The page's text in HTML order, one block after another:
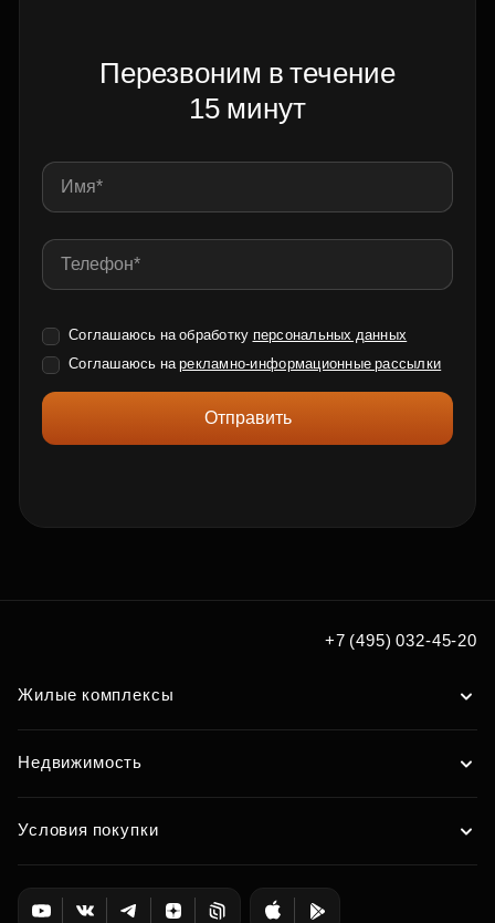
Перезвоним в течение
15 минут
Соглашаюсь на обработку персональных данных
Соглашаюсь нарекламно-информационные рассылки
Отправить
+7 (495) 032-45-20
Жилые комплексы
Недвижимость
Условия покупки